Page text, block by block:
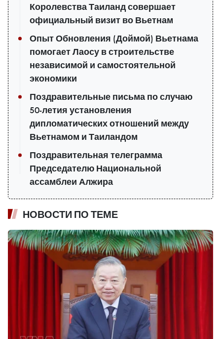
Королевства Таиланд совершает
официальный визит во Вьетнам
Опыт Обновления (Доймой) Вьетнама
помогает Лаосу в строительстве
независимой и самостоятельной
экономики
Поздравительные письма по случаю
50-летия установления
дипломатических отношений между
Вьетнамом и Таиландом
Поздравительная телеграмма
Председателю Национальной
ассамблеи Алжира
НОВОСТИ ПО ТЕМЕ